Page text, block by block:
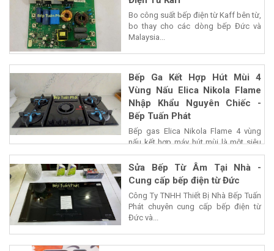
Bo công suất bếp điện từ Kaff bên từ,
bo thay cho các dòng bếp Đức và
Malaysia...
Bếp Ga Kết Hợp Hút Mùi 4
Vùng Nấu Elica Nikola Flame
Nhập Khẩu Nguyên Chiếc -
Bếp Tuấn Phát
Bếp gas Elica Nikola Flame 4 vùng
nấu kết hợp máy hút mùi là một siêu
phẩm của...
Sửa Bếp Từ Âm Tại Nhà -
Cung cấp bếp điện từ Đức
Công Ty TNHH Thiết Bị Nhà Bếp Tuấn
Phát chuyên cung cấp bếp điện từ
Đức và...